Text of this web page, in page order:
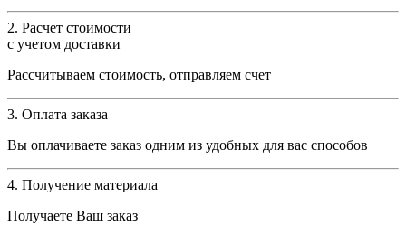
2. Расчет стоимости
с учетом доставки
Рассчитываем стоимость, отправляем счет
3. Оплата заказа
Вы оплачиваете заказ одним из удобных для вас способов
4. Получение материала
Получаете Ваш заказ